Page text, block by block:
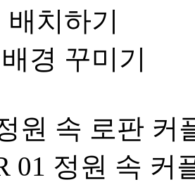
배치하기
경 꾸미기
원 속 로판
01 정원 속 커